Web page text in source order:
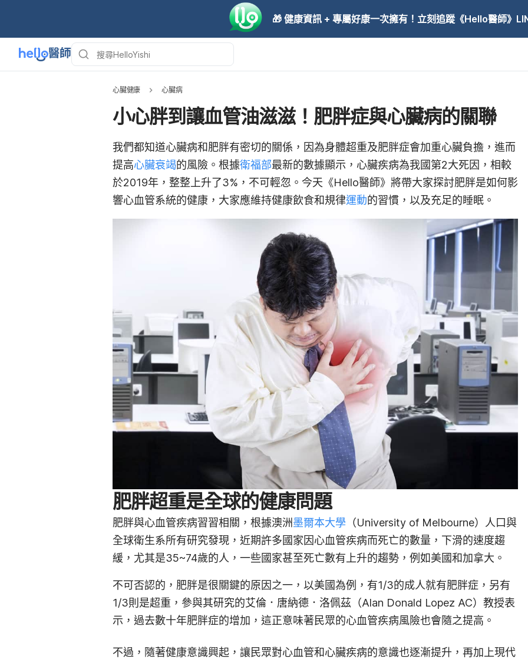
🎁 健康資訊 + 專屬好康一次擁有！立刻追蹤《Hello醫師》
心臟健康 心臟病
小心胖到讓血管油滋滋！肥胖症與心臟病的關聯
我們都知道心臟病和肥胖有密切的關係，因為身體超重及肥胖症會加重心臟負擔，進而
提高心臟衰竭的風險。根據衛福部最新的數據顯示，心臟疾病為我國第2大死因，相較
於2019年，整整上升了3%，不可輕忽。今天《Hello醫師》將帶大家探討肥胖是如何影
響心血管系統的健康，大家應維持健康飲食和規律運動的習慣，以及充足的睡眠。
肥胖超重是全球的健康問題
肥胖與心血管疾病習習相關，根據澳洲墨爾本大學 （University of Melbourne）人口與
全球衛生系所有研究發現，近期許多國家因心血管疾病而死亡的數量，下滑的速度趨
緩，尤其是35~74歲的人，一些國家甚至死亡數有上升的趨勢，例如美國和加拿大。
不可否認的，肥胖是很關鍵的原因之一，以美國為例，有1/3的成人就有肥胖症，另有
1/3則是超重，參與其研究的艾倫．唐納德．洛佩茲（Alan Donald Lopez AC）教授表
示，過去數十年肥胖症的增加，這正意味著民眾的心血管疾病風險也會隨之提高。
不過，隨著健康意識興起，讓民眾對心血管和心臟疾病的意識也逐漸提升，再加上現代